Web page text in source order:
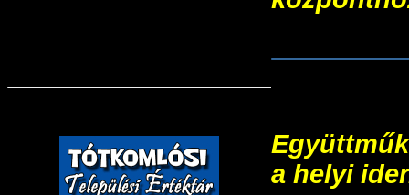
a helyi